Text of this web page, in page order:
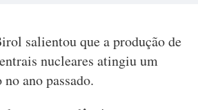
salientou que a produção de
nucleares atingiu um
ano passado.